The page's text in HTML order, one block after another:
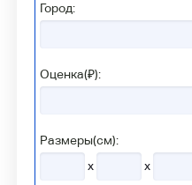
Город:
Оценка(₽):
Размеры(см):
x
x